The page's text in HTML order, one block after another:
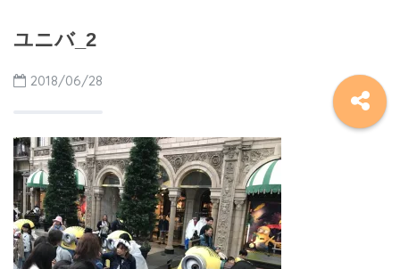
ユニバ_2
2018/06/28